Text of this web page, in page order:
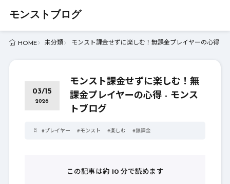
モンストブログ
HOME 未分類 モンスト課金せずに楽しむ！無課金プレイヤーの心得 -
03/15
2026
モンスト課金せずに楽しむ！無
課金プレイヤーの心得 - モンス
トブログ
#プレイヤー #モンスト #楽しむ #無課金
この記事は約 10分で読めます